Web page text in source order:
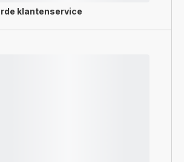
klantenservice